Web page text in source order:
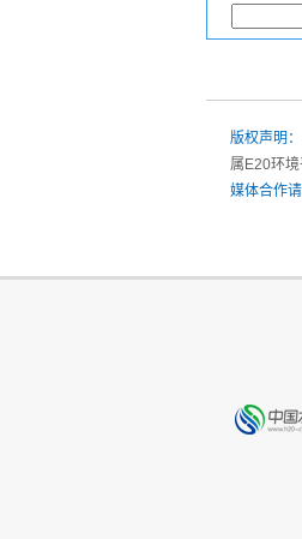
版权声明：
属E20环境
媒体合作